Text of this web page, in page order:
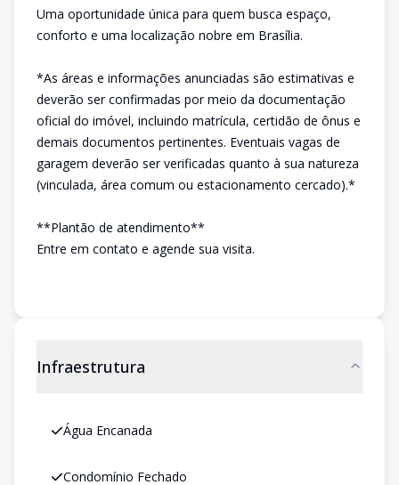
Uma oportunidade única para quem busca espaço,
conforto e uma localização nobre em Brasília.
*As áreas e informações anunciadas são estimativas e
deverão ser confirmadas por meio da documentação
oficial do imóvel, incluindo matrícula, certidão de ônus e
demais documentos pertinentes. Eventuais vagas de
garagem deverão ser verificadas quanto à sua natureza
(vinculada, área comum ou estacionamento cercado).*
**Plantão de atendimento**
Entre em contato e agende sua visita.
Infraestrutura
Água Encanada
Condomínio Fechado